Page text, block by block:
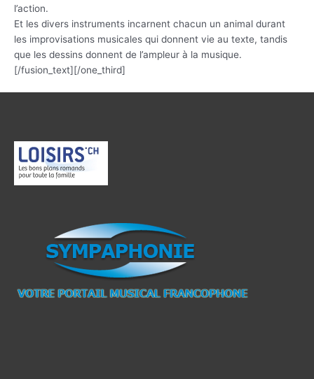
l’action.
Et les divers instruments incarnent chacun un animal durant
les improvisations musicales qui donnent vie au texte, tandis
que les dessins donnent de l’ampleur à la musique.
[/fusion_text][/one_third]